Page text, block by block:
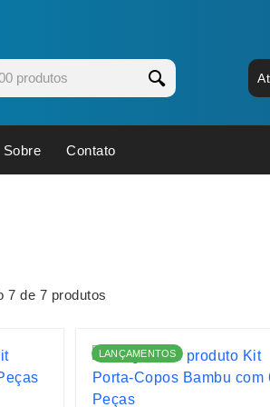
Espelhos
Esporte e Jogos
Kit Queijo
Sobre Contato
7 de 7 produtos
LANÇAMENTOS